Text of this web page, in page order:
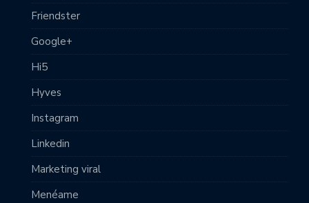
Friendster
Google+
Hi5
Hyves
Instagram
Linkedin
Marketing viral
Menéame